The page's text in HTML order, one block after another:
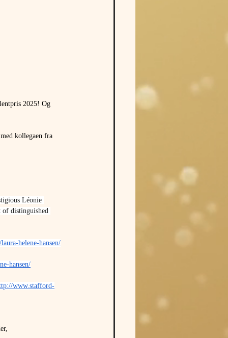
2025! Og
kollegaen fra
Léonie
of distinguished
helene-hansen/
hansen/
www.stafford-